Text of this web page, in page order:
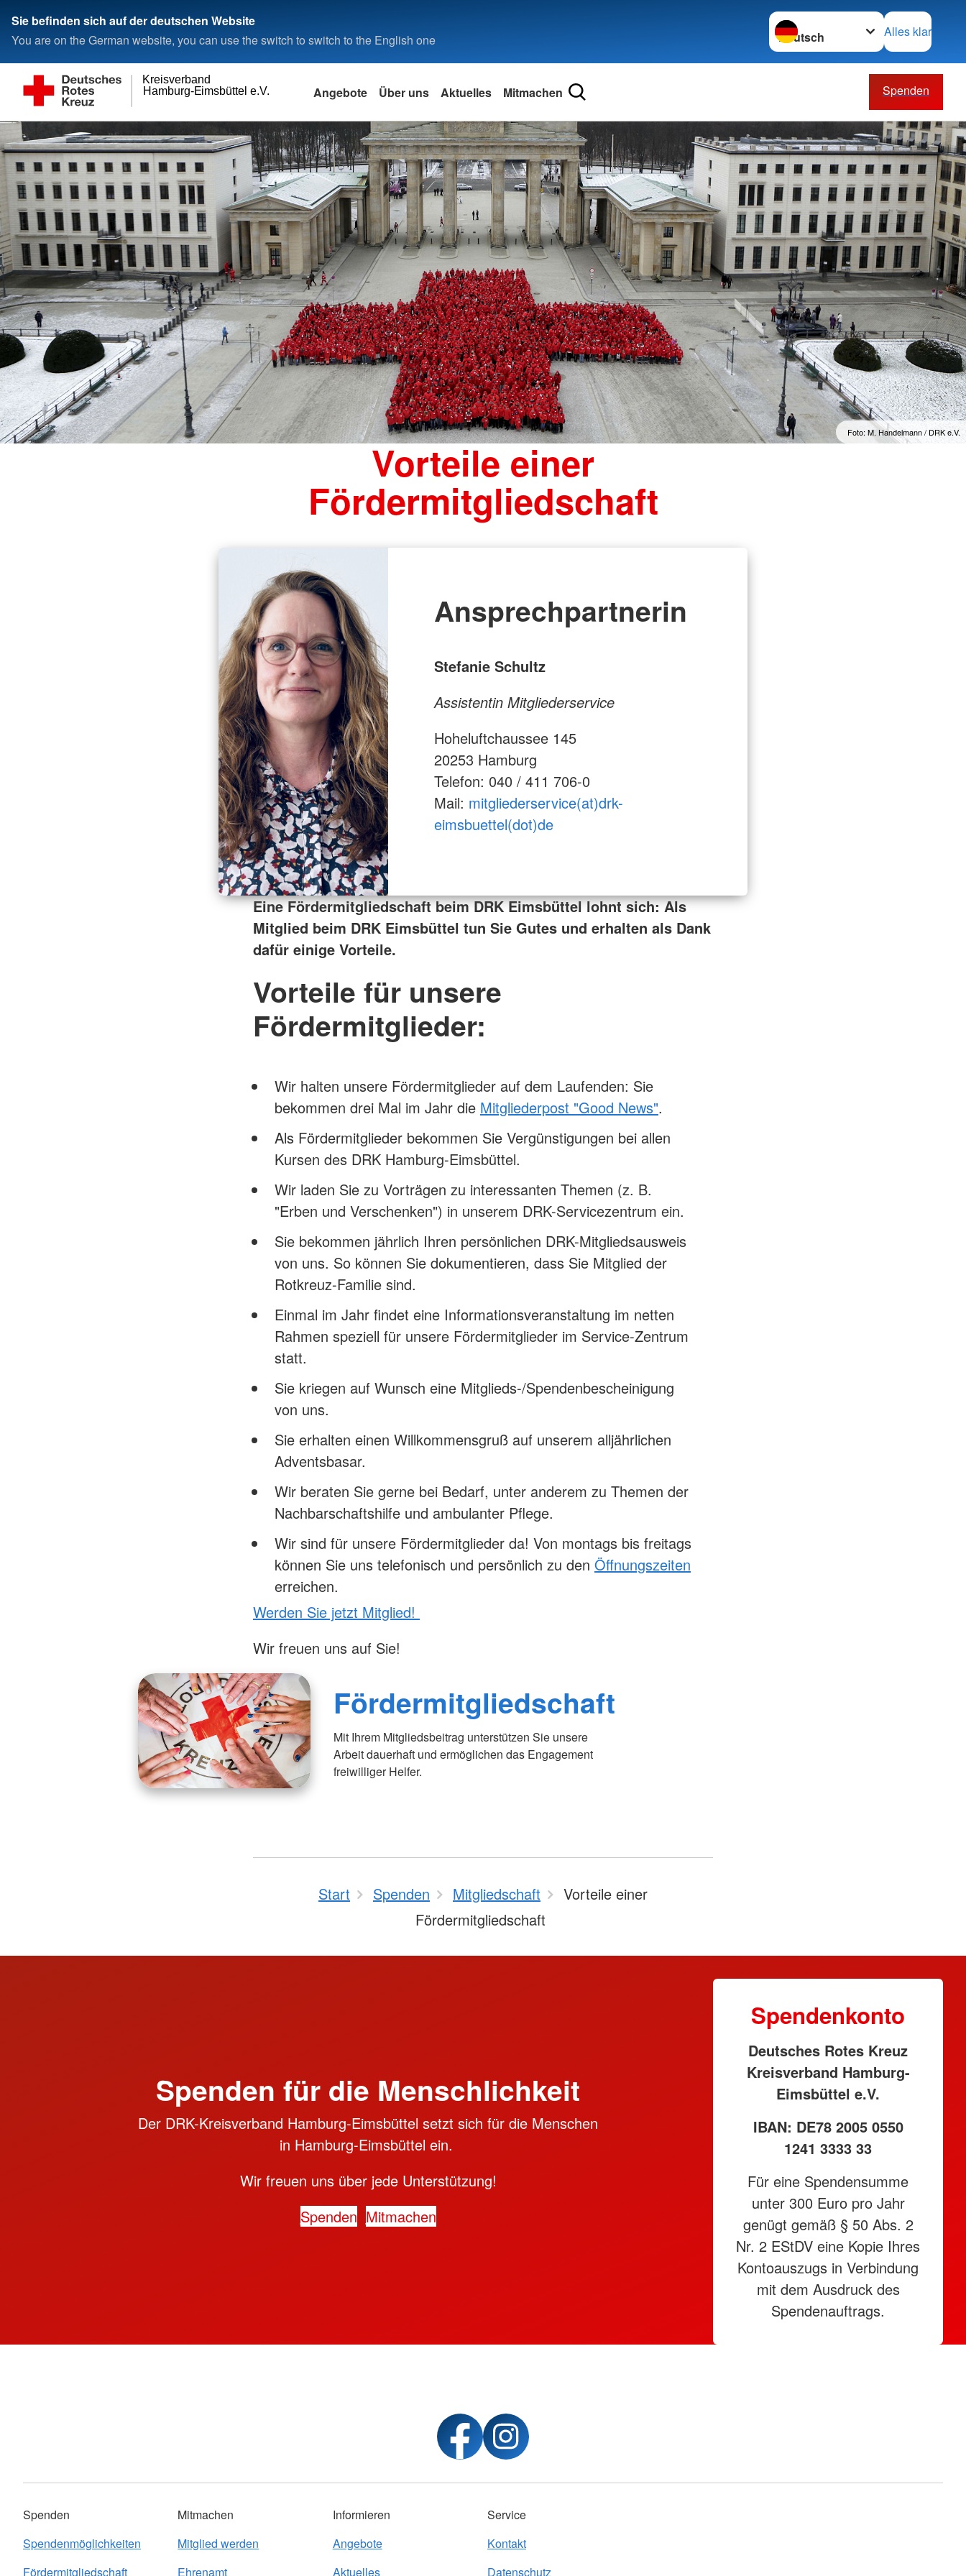
Sie befinden sich auf der deutschen Website
You are on the German website, you can use the switch to switch to the English one
Sprache wechseln zu
Alles klar
Hamburg-Eimsbüttel e.V.
Kreisverband
Angebote Über uns Aktuelles Mitmachen Spenden
Foto: M. Handelmann / DRK e.V.
Vorteile einer
Fördermitgliedschaft
Ansprechpartnerin
Stefanie Schultz
Assistentin Mitgliederservice
Hoheluftchaussee 145
20253 Hamburg
Telefon: 040 / 411 706-0
Mail: mitgliederservice(at)drk-
eimsbuettel(dot)de
Eine Fördermitgliedschaft beim DRK Eimsbüttel lohnt sich: Als
Mitglied beim DRK Eimsbüttel tun Sie Gutes und erhalten als Dank
dafür einige Vorteile.
Vorteile für unsere
Fördermitglieder:
Wir halten unsere Fördermitglieder auf dem Laufenden: Sie
bekommen drei Mal im Jahr die Mitgliederpost "Good News".
Als Fördermitglieder bekommen Sie Vergünstigungen bei allen
Kursen des DRK Hamburg-Eimsbüttel.
Wir laden Sie zu Vorträgen zu interessanten Themen (z. B.
"Erben und Verschenken") in unserem DRK-Servicezentrum ein.
Sie bekommen jährlich Ihren persönlichen DRK-Mitgliedsausweis
von uns. So können Sie dokumentieren, dass Sie Mitglied der
Rotkreuz-Familie sind.
Einmal im Jahr findet eine Informationsveranstaltung im netten
Rahmen speziell für unsere Fördermitglieder im Service-Zentrum
statt.
Sie kriegen auf Wunsch eine Mitglieds-/Spendenbescheinigung
von uns.
Sie erhalten einen Willkommensgruß auf unserem alljährlichen
Adventsbasar.
Wir beraten Sie gerne bei Bedarf, unter anderem zu Themen der
Nachbarschaftshilfe und ambulanter Pflege.
Wir sind für unsere Fördermitglieder da! Von montags bis freitags
können Sie uns telefonisch und persönlich zu den Öffnungszeiten
erreichen.
Werden Sie jetzt Mitglied!
Wir freuen uns auf Sie!
Fördermitgliedschaft
Mit Ihrem Mitgliedsbeitrag unterstützen Sie unsere
Arbeit dauerhaft und ermöglichen das Engagement
freiwilliger Helfer.
Start Spenden Mitgliedschaft
Vorteile einer
Fördermitgliedschaft
Spenden für die Menschlichkeit
Der DRK-Kreisverband Hamburg-Eimsbüttel setzt sich für die Menschen
in Hamburg-Eimsbüttel ein.
Wir freuen uns über jede Unterstützung!
Spenden Mitmachen
Spendenkonto
Deutsches Rotes Kreuz
Kreisverband Hamburg-
Eimsbüttel e.V.
IBAN: DE78 2005 0550
1241 3333 33
Für eine Spendensumme
unter 300 Euro pro Jahr
genügt gemäß § 50 Abs. 2
Nr. 2 EStDV eine Kopie Ihres
Kontoauszugs in Verbindung
mit dem Ausdruck des
Spendenauftrags.
Spenden
Spendenmöglichkeiten
Fördermitgliedschaft
Mitmachen
Mitglied werden
Ehrenamt
Informieren
Angebote
Aktuelles
Service
Kontakt
Datenschutz